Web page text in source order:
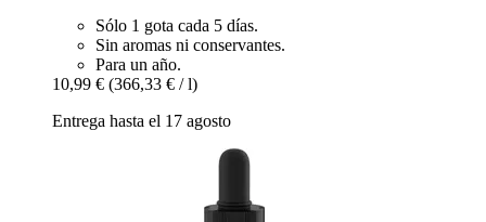
Sólo 1 gota cada 5 días.
Sin aromas ni conservantes.
Para un año.
10,99 € (366,33 € / l)
Entrega hasta el 17 agosto